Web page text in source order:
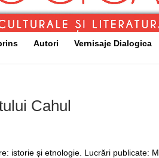
Autori Vernisaje Dialogica
Cahul
istorie și etnologie. Lucrări publicate: M.